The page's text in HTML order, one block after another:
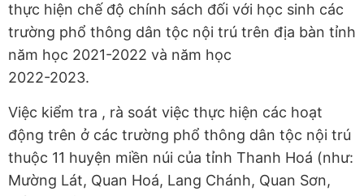
thực hiện chế độ chính sách đối với học sinh các
trường phổ thông dân tộc nội trú trên địa bàn tỉnh
năm học 2021-2022 và năm học
2022-2023.
Việc kiểm tra , rà soát việc thực hiện các hoạt
động trên ở các trường phổ thông dân tộc nội trú
thuộc 11 huyện miền núi của tỉnh Thanh Hoá (như:
Mường Lát, Quan Hoá, Lang Chánh, Quan Sơn,